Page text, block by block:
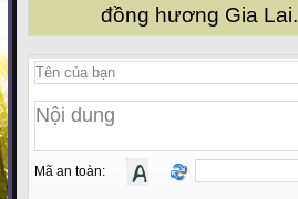
đồng hương Gia Lai.
Mã an toàn: